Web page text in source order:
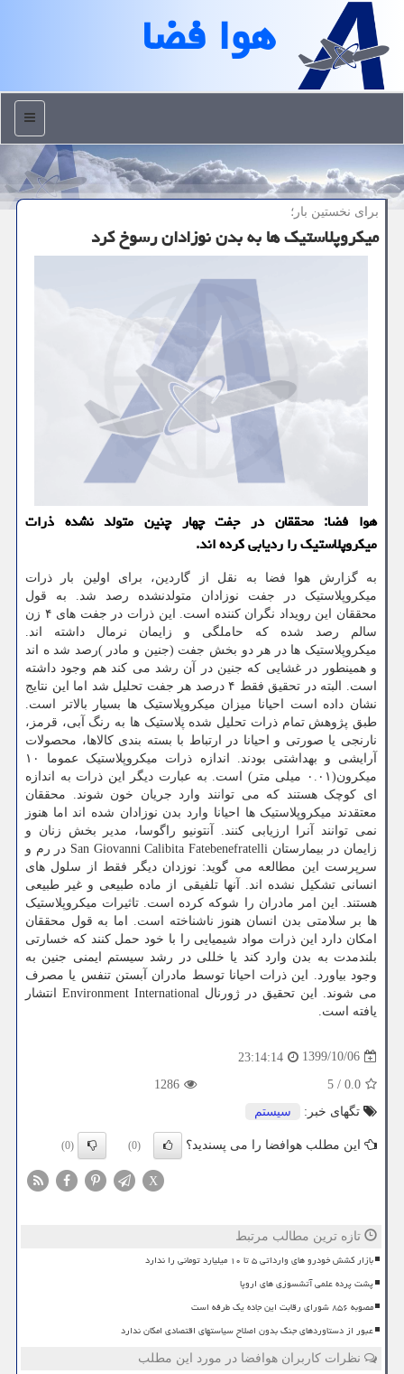
هوا فضا
منو
برای نخستین بار؛
میكروپلاستیك ها به بدن نوزادان رسوخ كرد
هوا فضا: محققان در جفت چهار چنین متولد نشده ذرات
میکروپلاستیک را ردیابی کرده اند.
به گزارش هوا فضا به نقل از گاردین، برای اولین بار ذرات
میکروپلاستیک در جفت نوزادان متولدنشده رصد شد. به قول
محققان این رویداد نگران کننده است. این ذرات در جفت های ۴ زن
سالم رصد شده که حاملگی و زایمان نرمال داشته اند.
میکروپلاستیک ها در هر دو بخش جفت (جنین و مادر )رصد شد ه اند
و همینطور در غشایی که جنین در آن رشد می کند هم وجود داشته
است. البته در تحقیق فقط ۴ درصد هر جفت تحلیل شد اما این نتایج
نشان داده است احیانا میزان میکروپلاستیک ها بسیار بالاتر است.
طبق پژوهش تمام ذرات تحلیل شده پلاستیک ها به رنگ آبی، قرمز،
نارنجی یا صورتی و احیانا در ارتباط با بسته بندی کالاها، محصولات
آرایشی و بهداشتی بودند. اندازه ذرات میکروپلاستیک عموما ۱۰
میکرون(۰.۰۱ میلی متر) است. به عبارت دیگر این ذرات به اندازه
ای کوچک هستند که می توانند وارد جریان خون شوند. محققان
معتقدند میکروپلاستیک ها احیانا وارد بدن نوزادان شده اند اما هنوز
نمی توانند آنرا ارزیابی کنند. آنتونیو راگوسا، مدیر بخش زنان و
زایمان در بیمارستان San Giovanni Calibita Fatebenefratelli در رم و
سرپرست این مطالعه می گوید: نوزدان دیگر فقط از سلول های
انسانی تشکیل نشده اند. آنها تلفیقی از ماده طبیعی و غیر طبیعی
هستند. این امر مادران را شوکه کرده است. تاثیرات میکروپلاستیک
ها بر سلامتی بدن انسان هنوز ناشناخته است. اما به قول محققان
امکان دارد این ذرات مواد شیمیایی را با خود حمل کنند که خسارتی
بلندمدت به بدن وارد کند یا خللی در رشد سیستم ایمنی جنین به
وجود بیاورد. این ذرات احیانا توسط مادران آبستن تنفس یا مصرف
می شوند. این تحقیق در ژورنال Environment International انتشار
یافته است.
1399/10/06
23:14:14
0.0
/
5
1286
تگهای خبر:
سیستم
این مطلب هوافضا را می پسندید؟ (0)
(0)
X
تازه ترین مطالب مرتبط
بازار کشش خودرو های وارداتی ۵ تا ۱۰ میلیارد تومانی را ندارد
پشت پرده علمی آتشسوزی های اروپا
مصوبه ۸۵۶ شورای رقابت این جاده یک طرفه است
عبور از دستاوردهای جنگ بدون اصلاح سیاستهای اقتصادی امکان ندارد
نظرات کاربران هوافضا در مورد این مطلب